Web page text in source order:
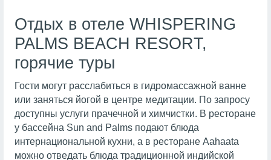
Отдых в отеле WHISPERING
PALMS BEACH RESORT,
горячие туры
Гости могут расслабиться в гидромассажной ванне
или заняться йогой в центре медитации. По запросу
доступны услуги прачечной и химчистки. В ресторане
у бассейна Sun and Palms подают блюда
интернациональной кухни, а в ресторане Aahaata
можно отведать блюда традиционной индийской